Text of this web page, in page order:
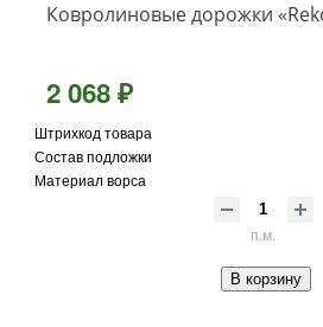
Ковролиновые дорожки
2 068 ₽
Штрихкод товара
Состав подложки
Материал ворса
п.м.
В корзину